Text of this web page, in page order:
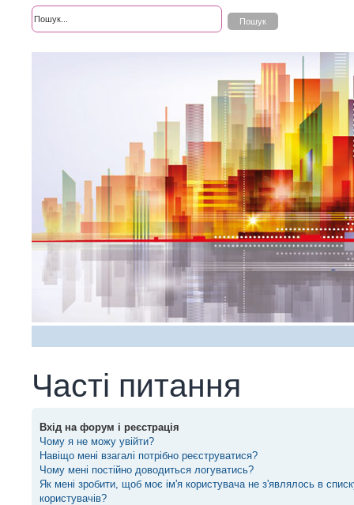
Часті питання
Вхід на форум і реєстрація
Чому я не можу увійти?
Навіщо мені взагалі потрібно реєструватися?
Чому мені постійно доводиться логуватись?
Як мені зробити, щоб моє ім'я користувача не з'являлось в
користувачів?